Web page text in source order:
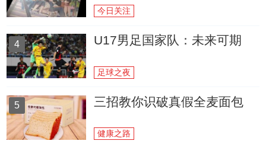
今日关注
4 U17男足国家队：未来可期
足球之夜
5 三招教你识破真假全麦面包
健康之路